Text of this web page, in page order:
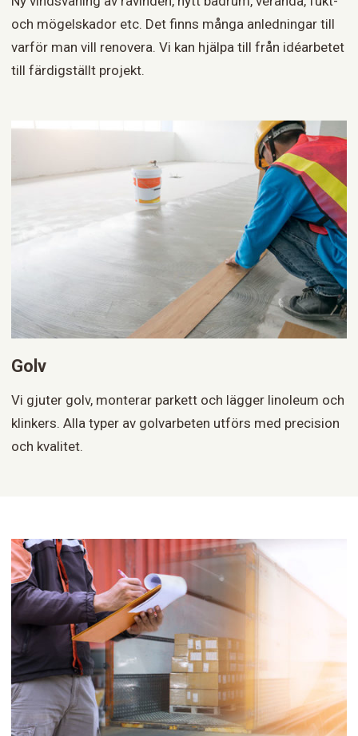
och mögelskador etc. Det finns många anledningar till
varför man vill renovera. Vi kan hjälpa till från idéarbetet
till färdigställt projekt.
Golv
Vi gjuter golv, monterar parkett och lägger linoleum och
klinkers. Alla typer av golvarbeten utförs med precision
och kvalitet.